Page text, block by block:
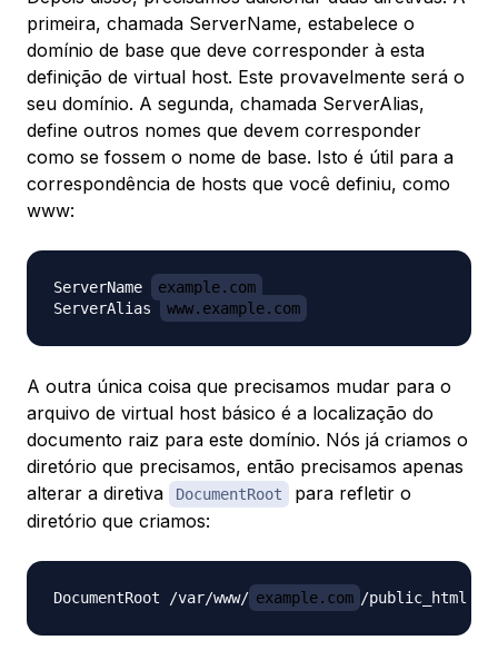
primeira, chamada ServerName, estabelece o
domínio de base que deve corresponder à esta
definição de virtual host. Este provavelmente será o
seu domínio. A segunda, chamada ServerAlias,
define outros nomes que devem corresponder
como se fossem o nome de base. Isto é útil para a
correspondência de hosts que você definiu, como
www:
ServerName
example.com
ServerAlias
www.example.com
A outra única coisa que precisamos mudar para o
arquivo de virtual host básico é a localização do
documento raiz para este domínio. Nós já criamos o
diretório que precisamos, então precisamos apenas
alterar a diretiva
DocumentRoot
para refletir o
diretório que criamos:
DocumentRoot /var/www/ example.com